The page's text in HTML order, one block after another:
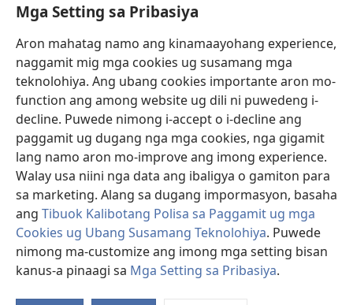
Mga Setting sa Pribasiya
Aron mahatag namo ang kinamaayohang experience,
naggamit mig mga cookies ug susamang mga
teknolohiya. Ang ubang cookies importante aron mo-
function ang among website ug dili ni puwedeng i-
decline. Puwede nimong i-accept o i-decline ang
paggamit ug dugang nga mga cookies, nga gigamit
lang namo aron mo-improve ang imong experience.
Walay usa niini nga data ang ibaligya o gamiton para
sa marketing. Alang sa dugang impormasyon, basaha
ang Tibuok Kalibotang Polisa sa Paggamit ug mga
Cookies ug Ubang Susamang Teknolohiya. Puwede
nimong ma-customize ang imong mga setting bisan
kanus-a pinaagi sa Mga Setting sa Pribasiya.
Donasyon
(mo-
open
bag-
ong
window)
Watchtower ONLINE NGA LIBRARYA
(mo-
open
ug
bag-
window)
JW Hub
(mo-
open
ug
bag-
ong
window)
JW Library
Watchtower Library
Copyright© 2026 Watch Tower Bible and Tract Society of Pennsylvania.
KONDISYONES SA PAGGAMIT|POLISA SA PRIBASIYA|
SA PRIBASIYA